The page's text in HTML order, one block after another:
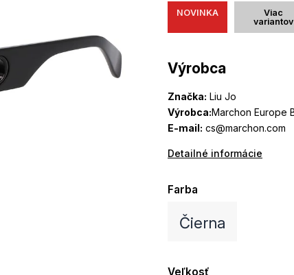
Výrobca
Značka: Liu Jo
Výrobca:Marchon Europe
E-mail: cs@marchon.com
Detailné informácie
NOVINKA
Viac
variantov
Farba
Čierna
Veľkosť